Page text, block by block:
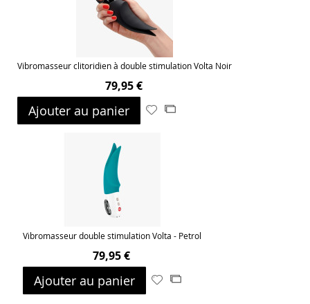
Vibromasseur clitoridien à double stimulation Volta Noir
79,95 €
Ajouter au panier
AjouterAjouter
Vibromasseur double stimulation Volta - Petrol
79,95 €
Ajouter au panier
AjouterAjouter